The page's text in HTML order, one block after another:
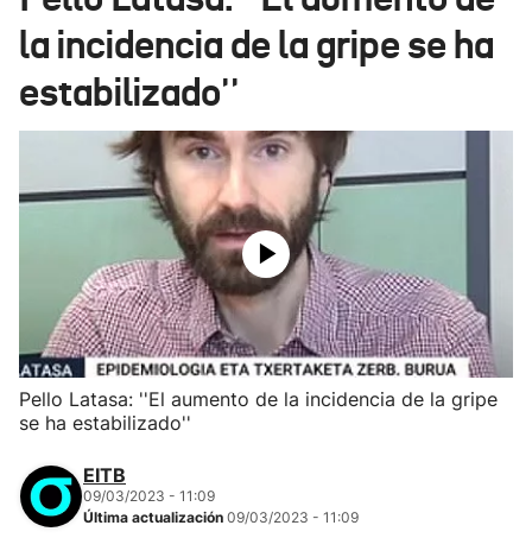
Ikusmiran
la incidencia de la gripe se ha
estabilizado''
Pello Latasa: ''El aumento de la incidencia de la gripe
se ha estabilizado''
EITB
09/03/2023 - 11:09
Última actualización 09/03/2023 - 11:09